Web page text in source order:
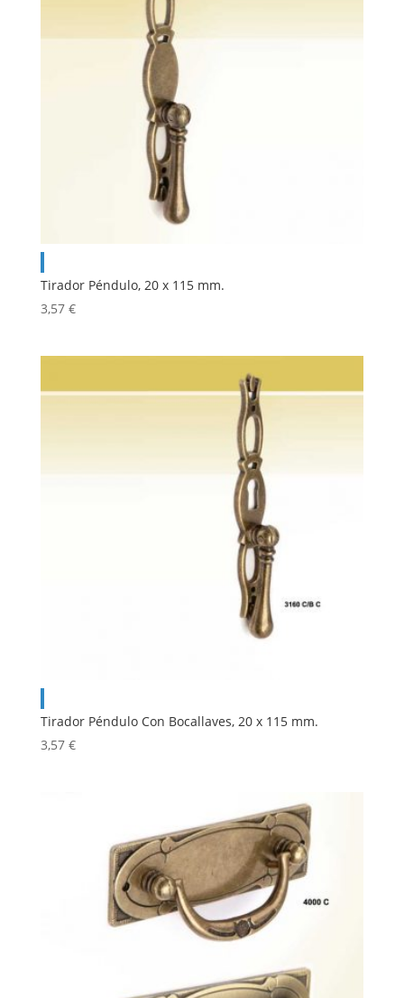
Tirador Péndulo, 20 x 115 mm.
3,57 €
Tirador Péndulo Con Bocallaves, 20 x 115 mm.
3,57 €